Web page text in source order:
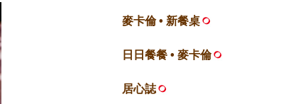
麥卡倫 • 新餐桌
日日餐餐 • 麥卡倫
居心誌